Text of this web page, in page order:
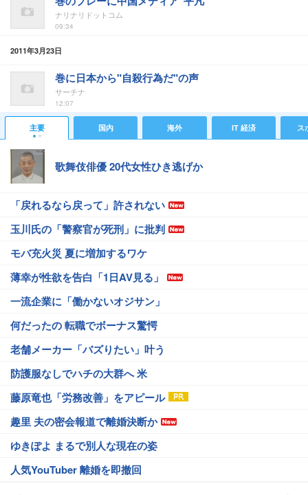
ナリナリドットコム
09:34
2011年3月23日
巻に日本から"自殺行為だ"の声
サーチナ
12:07
主要 国内 海外 IT 経済 ス
歌舞伎俳優 20代女性ひき逃げか
「戻れるなら戻って」許されない
玉川氏の「警察官が死刑」に批判
モバ充火災 夏に増加するワケ
薄幸が性欲を告白「1日AV見る」
一流企業に「働かないオジサン」
何だったの 転職でボーナス驚愕
老舗メーカー「バズりたい」叶う
防護服なしでハチの大群へ 米
藤原竜也「労務改善」をアピール
趣里 夫の密会報道で離婚決断か
ゆきぽよ まるで別人な現在の姿
人気YouTuber 離婚を即撤回